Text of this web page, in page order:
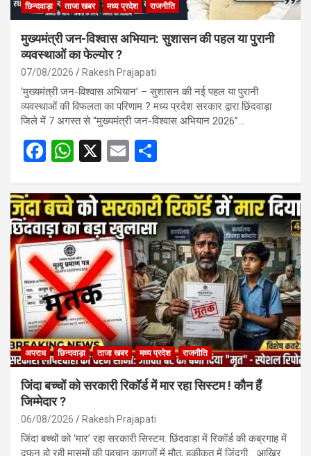
छिन्दवाड़ा ताजा खबर मध्य प्रदेश राजनीति
मुख्यमंत्री जन-विश्वास अभियान: सुशासन की पहल या पुरानी
व्यवस्थाओं का फेल्योर ?
07/08/2026 Rakesh Prajapati
‘मुख्यमंत्री जन-विश्वास अभियान’ – सुशासन की नई पहल या पुरानी
व्यवस्थाओं की विफलता का परिणाम ? मध्य प्रदेश सरकार द्वारा छिंदवाड़ा
जिले में 7 अगस्त से “मुख्यमंत्री जन-विश्वास अभियान 2026”…
F
ce
b
o
o
k
W
at
s
A
p
p
X
E
ail ar
e
अपराध छिन्दवाड़ा ताजा खबर मध्य प्रदेश राजनीति
जिंदा बच्चों को सरकारी रिकॉर्ड में मार रहा सिस्टम ! कौन हैं
जिम्मेदार ?
06/08/2026 Rakesh Prajapati
जिंदा बच्चों को ‘मार’ रहा सरकारी सिस्टम: छिंदवाड़ा में रिकॉर्ड की कब्रगाह में
दफन हो रही मासूमों की पहचान कागजों में मौत, हकीकत में जिंदगी… आखिर